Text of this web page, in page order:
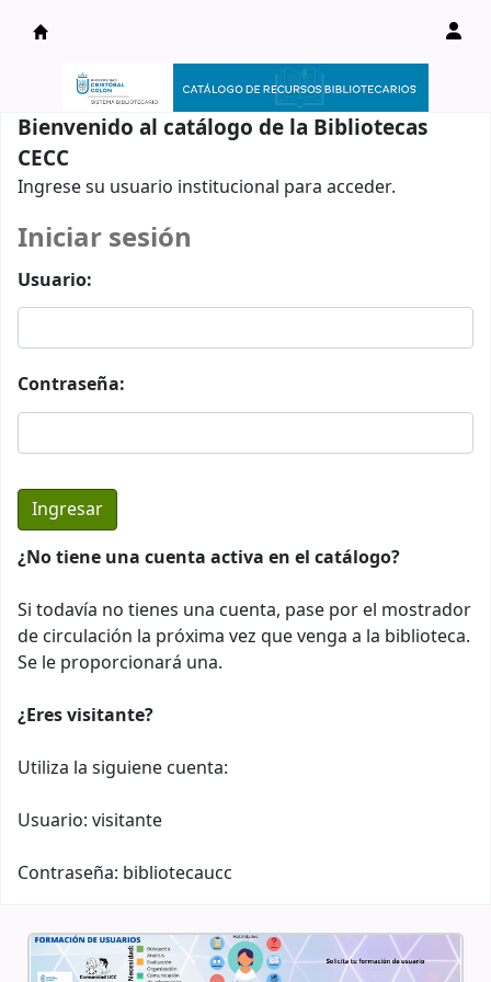
Catálogo en línea
Bienvenido al catálogo de la Bibliotecas
CECC
Ingrese su usuario institucional para acceder.
Iniciar sesión
Usuario:
Contraseña:
¿No tiene una cuenta activa en el catálogo?
Si todavía no tienes una cuenta, pase por el mostrador
de circulación la próxima vez que venga a la biblioteca.
Se le proporcionará una.
¿Eres visitante?
Utiliza la siguiene cuenta:
Usuario: visitante
Contraseña: bibliotecaucc